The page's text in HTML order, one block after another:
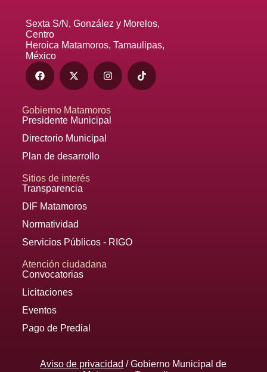
Sexta S/N, González y Morelos,
Centro
Heroica Matamoros, Tamaulipas,
México
Gobierno Matamoros
Presidente Municipal
Directorio Municipal
Plan de desarrollo
Sitios de interés
Transparencia
DIF Matamoros
Normatividad
Servicios Públicos - RIGO
Atención ciudadana
Convocatorias
Licitaciones
Eventos
Pago de Predial
Aviso de privacidad / Gobierno Municipal de